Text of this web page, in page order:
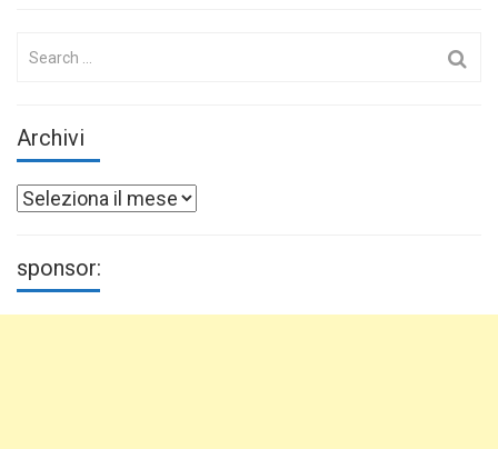
Archivi
Archivi
sponsor: